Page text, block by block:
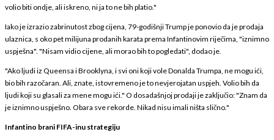
volio biti ondje, ali iskreno, ni ja to ne bih platio."
Iako je izrazio zabrinutost zbog cijena, 79-godišnji Trump je ponovio da je prodaja
ulaznica, s oko pet milijuna prodanih karata prema Infantinovim riječima, "iznimno
uspješna". "Nisam vidio cijene, ali morao bih to pogledati", dodao je.
"Ako ljudi iz Queensa i Brooklyna, i svi oni koji vole Donalda Trumpa, ne mogu ići,
bio bih razočaran. Ali, znate, istovremeno je to nevjerojatan uspjeh. Volio bih da
ljudi koji su glasali za mene mogu ići." O dosadašnjoj prodaji je zaključio: "Znam da
je iznimno uspješno. Obara sve rekorde. Nikad nisu imali ništa slično."
Infantino brani FIFA-inu strategiju